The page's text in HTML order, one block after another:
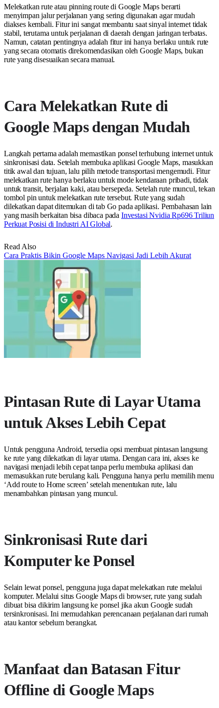
Melekatkan rute atau pinning route di Google Maps berarti
menyimpan jalur perjalanan yang sering digunakan agar mudah
diakses kembali. Fitur ini sangat membantu saat sinyal internet tidak
stabil, terutama untuk perjalanan di daerah dengan jaringan terbatas.
Namun, catatan pentingnya adalah fitur ini hanya berlaku untuk rute
yang secara otomatis direkomendasikan oleh Google Maps, bukan
rute yang disesuaikan secara manual.
Cara Melekatkan Rute di
Google Maps dengan Mudah
Langkah pertama adalah memastikan ponsel terhubung internet untuk
sinkronisasi data. Setelah membuka aplikasi Google Maps, masukkan
titik awal dan tujuan, lalu pilih metode transportasi mengemudi. Fitur
melekatkan rute hanya berlaku untuk mode kendaraan pribadi, tidak
untuk transit, berjalan kaki, atau bersepeda. Setelah rute muncul, tekan
tombol pin untuk melekatkan rute tersebut. Rute yang sudah
dilekatkan dapat ditemukan di tab Go pada aplikasi. Pembahasan lain
yang masih berkaitan bisa dibaca pada Investasi Nvidia Rp696 Triliun
Perkuat Posisi di Industri AI Global.
Read Also
Cara Praktis Bikin Google Maps Navigasi Jadi Lebih Akurat
Pintasan Rute di Layar Utama
untuk Akses Lebih Cepat
Untuk pengguna Android, tersedia opsi membuat pintasan langsung
ke rute yang dilekatkan di layar utama. Dengan cara ini, akses ke
navigasi menjadi lebih cepat tanpa perlu membuka aplikasi dan
memasukkan rute berulang kali. Pengguna hanya perlu memilih menu
‘Add route to Home screen’ setelah menentukan rute, lalu
menambahkan pintasan yang muncul.
Sinkronisasi Rute dari
Komputer ke Ponsel
Selain lewat ponsel, pengguna juga dapat melekatkan rute melalui
komputer. Melalui situs Google Maps di browser, rute yang sudah
dibuat bisa dikirim langsung ke ponsel jika akun Google sudah
tersinkronisasi. Ini memudahkan perencanaan perjalanan dari rumah
atau kantor sebelum berangkat.
Manfaat dan Batasan Fitur
Offline di Google Maps